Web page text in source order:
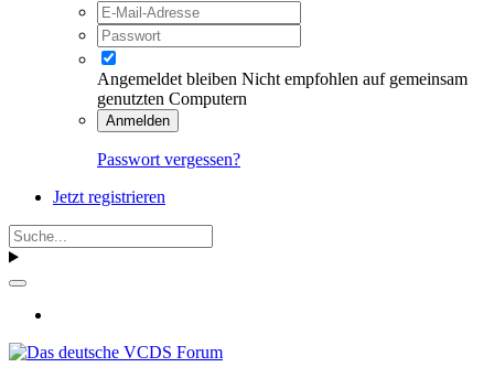
Angemeldet bleiben Nicht empfohlen auf gemeinsam
genutzten Computern
Anmelden
Passwort vergessen?
Jetzt registrieren